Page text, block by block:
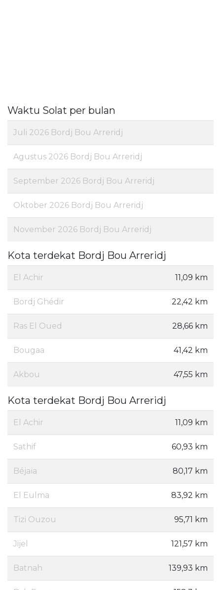
Waktu Solat per bulan
Juli 2026 Bordj Bou Arreridj
Agustus 2026 Bordj Bou Arreridj
September 2026 Bordj Bou Arreridj
Oktober 2026 Bordj Bou Arreridj
November 2026 Bordj Bou Arreridj
Kota terdekat Bordj Bou Arreridj
El Achir 11,09 km
Bordj Ghédir 22,42 km
Ras El Oued 28,66 km
Bougaa 41,42 km
Akbou 47,55 km
Kota terdekat Bordj Bou Arreridj
El Achir 11,09 km
Sathif 60,93 km
Béjaïa 80,17 km
El Eulma 83,92 km
Tizi Ouzou 95,71 km
Jijel 121,57 km
Batnah 139,93 km